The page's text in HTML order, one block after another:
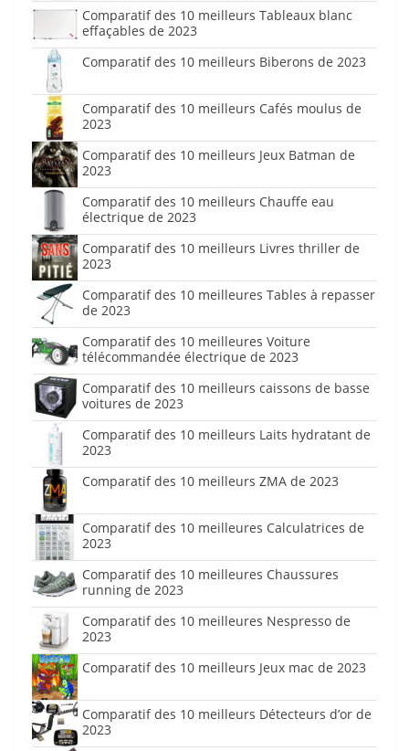
Comparatif des 10 meilleurs Tableaux blanc
effaçables de 2023
Comparatif des 10 meilleurs Biberons de 2023
Comparatif des 10 meilleurs Cafés moulus de
2023
Comparatif des 10 meilleurs Jeux Batman de
2023
Comparatif des 10 meilleurs Chauffe eau
électrique de 2023
Comparatif des 10 meilleurs Livres thriller de
2023
Comparatif des 10 meilleures Tables à repasser
de 2023
Comparatif des 10 meilleures Voiture
télécommandée électrique de 2023
Comparatif des 10 meilleurs caissons de basse
voitures de 2023
Comparatif des 10 meilleurs Laits hydratant de
2023
Comparatif des 10 meilleurs ZMA de 2023
Comparatif des 10 meilleures Calculatrices de
2023
Comparatif des 10 meilleures Chaussures
running de 2023
Comparatif des 10 meilleures Nespresso de
2023
Comparatif des 10 meilleurs Jeux mac de 2023
Comparatif des 10 meilleurs Détecteurs d’or de
2023